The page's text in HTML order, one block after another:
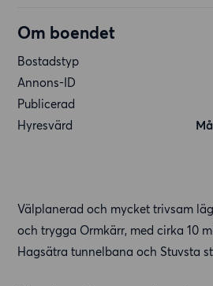
Om boendet
Bostadstyp
Annons-ID
Publicerad
Hyresvärd
Välplanerad och mycket trivsam
och trygga Ormkärr, med cirka 10
Hagsätra tunnelbana och Stuvsta